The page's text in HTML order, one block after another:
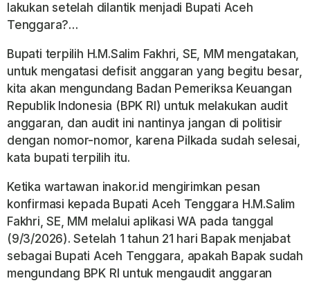
lakukan setelah dilantik menjadi Bupati Aceh
Tenggara?…
Bupati terpilih H.M.Salim Fakhri, SE, MM mengatakan,
untuk mengatasi defisit anggaran yang begitu besar,
kita akan mengundang Badan Pemeriksa Keuangan
Republik Indonesia (BPK RI) untuk melakukan audit
anggaran, dan audit ini nantinya jangan di politisir
dengan nomor-nomor, karena Pilkada sudah selesai,
kata bupati terpilih itu.
Ketika wartawan inakor.id mengirimkan pesan
konfirmasi kepada Bupati Aceh Tenggara H.M.Salim
Fakhri, SE, MM melalui aplikasi WA pada tanggal
(9/3/2026). Setelah 1 tahun 21 hari Bapak menjabat
sebagai Bupati Aceh Tenggara, apakah Bapak sudah
mengundang BPK RI untuk mengaudit anggaran